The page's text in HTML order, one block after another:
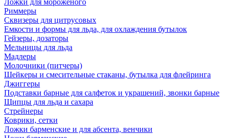
Ложки для мороженого
Риммеры
Сквизеры для цитрусовых
Емкости и формы для льда, для охлаждения бутылок
Гейзеры, дозаторы
Мельницы для льда
Мадлеры
Молочники (питчеры)
Шейкеры и смесительные стаканы, бутылка для флейринга
Джиггеры
Подставки барные для салфеток и украшений, звонки барные
Щипцы для льда и сахара
Стрейнеры
Коврики, сетки
Ложки барменские и для абсента, венчики